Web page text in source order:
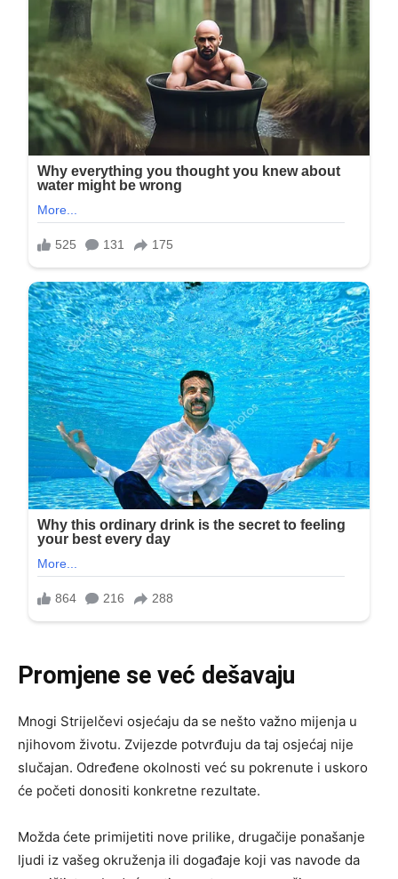
Promjene se već dešavaju
Mnogi Strijelčevi osjećaju da se nešto važno mijenja u
njihovom životu. Zvijezde potvrđuju da taj osjećaj nije
slučajan. Određene okolnosti već su pokrenute i uskoro
će početi donositi konkretne rezultate.
Možda ćete primijetiti nove prilike, drugačije ponašanje
ljudi iz vašeg okruženja ili događaje koji vas navode da